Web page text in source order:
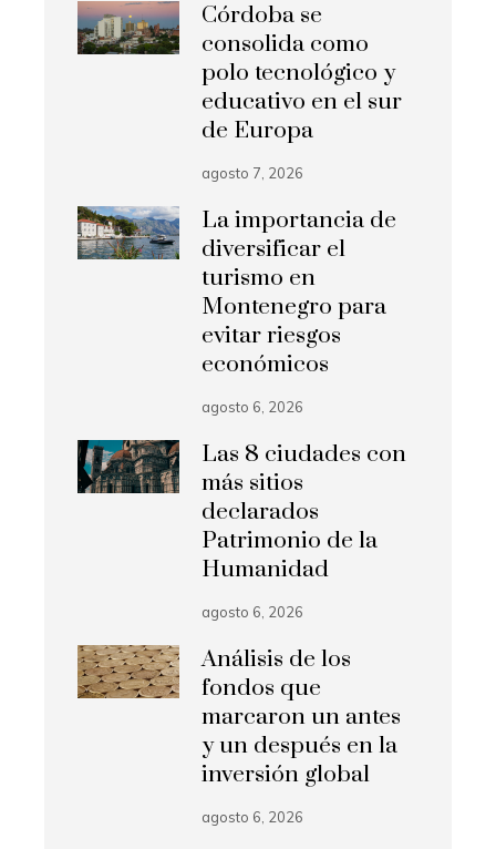
Córdoba se
consolida como
polo tecnológico y
educativo en el sur
de Europa
agosto 7, 2026
La importancia de
diversificar el
turismo en
Montenegro para
evitar riesgos
económicos
agosto 6, 2026
Las 8 ciudades con
más sitios
declarados
Patrimonio de la
Humanidad
agosto 6, 2026
Análisis de los
fondos que
marcaron un antes
y un después en la
inversión global
agosto 6, 2026